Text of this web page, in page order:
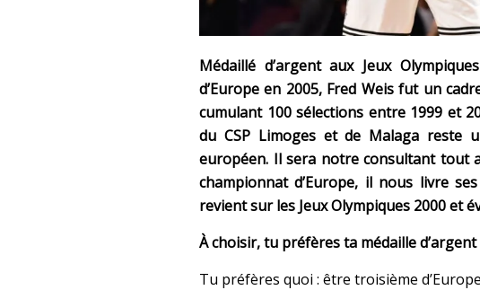
Médaillé d’argent aux Jeux
d’Europe en 2005, Fred Weis fut un
cumulant 100 sélections entre 1999 et
du CSP Limoges et de Malaga reste
européen. Il sera notre consultant tout
championnat d’Europe, il nous livre
revient sur les Jeux Olympiques 2000 et
À choisir, tu préfères ta médaille
Tu préfères quoi : être troisième